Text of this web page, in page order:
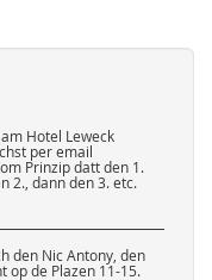
Hotel Leweck
per email
Prinzip datt den 1.
2., dann den 3. etc.
den Nic Antony, den
op de Plazen 11-15.